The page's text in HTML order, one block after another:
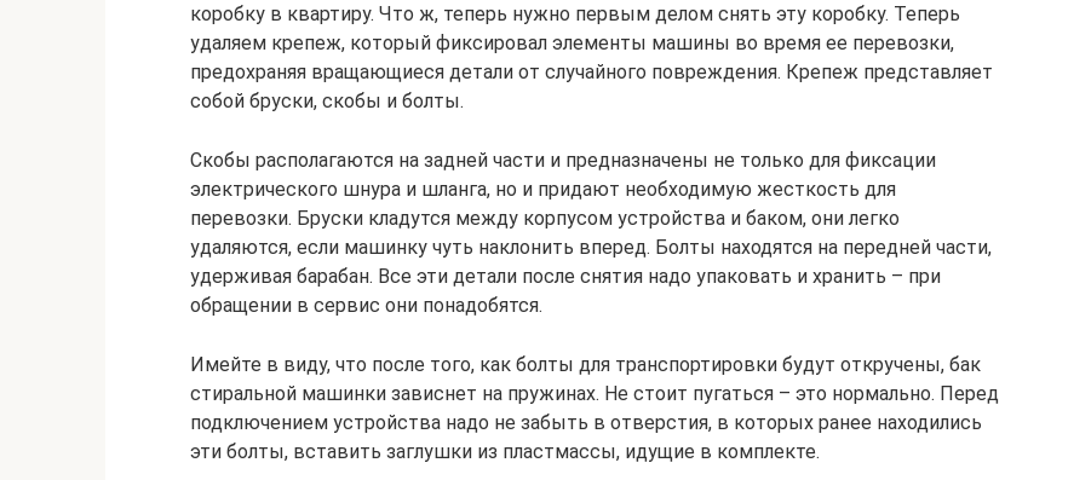
коробку в квартиру. Что ж, теперь нужно первым делом снять эту коробку. Теперь
удаляем крепеж, который фиксировал элементы машины во время ее перевозки,
предохраняя вращающиеся детали от случайного повреждения. Крепеж представляет
собой бруски, скобы и болты.
Скобы располагаются на задней части и предназначены не только для фиксации
электрического шнура и шланга, но и придают необходимую жесткость для
перевозки. Бруски кладутся между корпусом устройства и баком, они легко
удаляются, если машинку чуть наклонить вперед. Болты находятся на передней части,
удерживая барабан. Все эти детали после снятия надо упаковать и хранить – при
обращении в сервис они понадобятся.
Имейте в виду, что после того, как болты для транспортировки будут откручены, бак
стиральной машинки зависнет на пружинах. Не стоит пугаться – это нормально. Перед
подключением устройства надо не забыть в отверстия, в которых ранее находились
эти болты, вставить заглушки из пластмассы, идущие в комплекте.